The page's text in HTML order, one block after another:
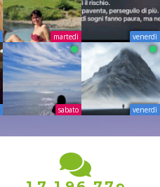
martedì venerdì
sabato venerdì